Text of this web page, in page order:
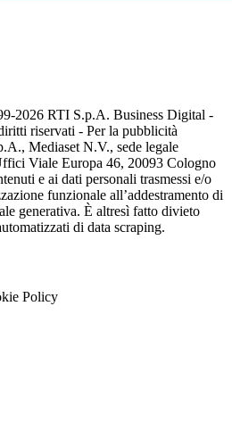
2026 RTI S.p.A. Business Digital -
riservati - Per la pubblicità
Mediaset N.V., sede legale
Viale Europa 46, 20093 Cologno
e ai dati personali trasmessi e/o
funzionale all’addestramento di
generativa. È altresì fatto divieto
di data scraping.
Policy